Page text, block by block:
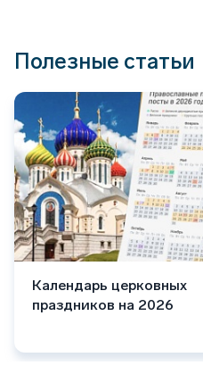
Полезные статьи
Календарь церковных
праздников на 2026